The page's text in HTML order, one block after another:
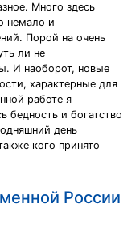
Много здесь
немало и
Порой на очень
ли не
И наоборот, новые
характерные для
работе я
бедность и богатство
день
кого принято
России